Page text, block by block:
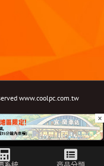
www.coolpc.com.tw
Email: ×